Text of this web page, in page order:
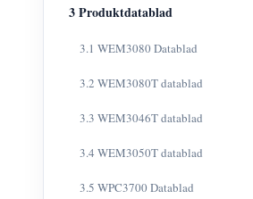
3 Produktdatablad
3.1 WEM3080 Datablad
3.2 WEM3080T datablad
3.3 WEM3046T datablad
3.4 WEM3050T datablad
3.5 WPC3700 Datablad